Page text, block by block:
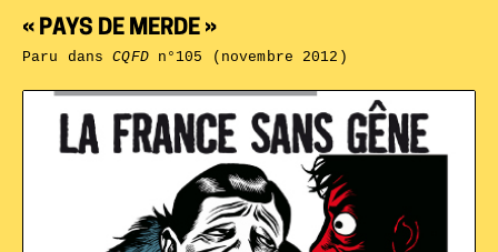
« PAYS DE MERDE »
Paru dansCQFDn°105 (novembre 2012)